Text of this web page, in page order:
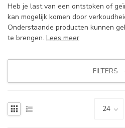
Heb je last van een ontstoken of
kan mogelijk komen door
Onderstaande producten kunnen
te brengen. Lees meer
FILTERS